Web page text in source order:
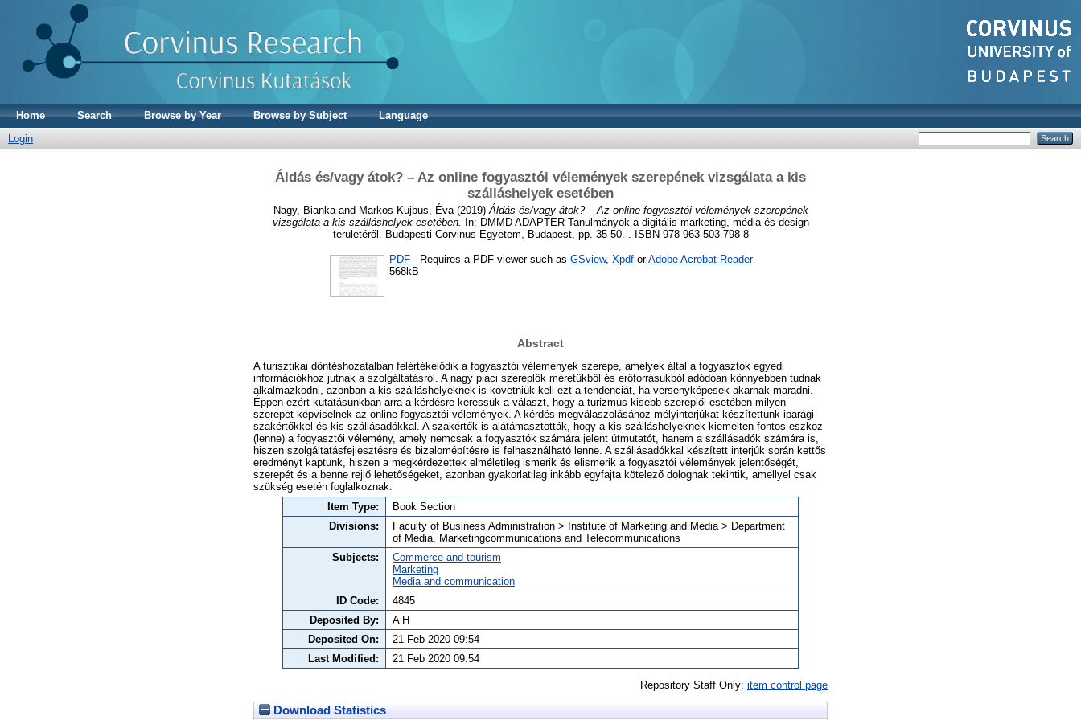
Home Search Browse by Year Browse by Subject
Language
Login
Áldás és/vagy átok? – Az online fogyasztói vélemények szerepének vizsgálata a kis
szálláshelyek esetében
Nagy, Biankaand Markos-Kujbus, Éva(2019) Áldás és/vagy átok? – Az online fogyasztói vélemények szerepének
vizsgálata a kis szálláshelyek esetében.
In: DMMD ADAPTER Tanulmányok a digitális marketing, média és design
területéről. Budapesti Corvinus Egyetem, Budapest, pp. 35-50. . ISBN 978-963-503-798-8
PDF - Requires a PDF viewer such as GSview, Xpdf orAdobe Acrobat Reader
568kB
Abstract
A turisztikai döntéshozatalban felértékelődik a fogyasztói vélemények szerepe, amelyek által a fogyasztók egyedi
információkhoz jutnak a szolgáltatásról. A nagy piaci szereplők méretükből és erőforrásukból adódóan könnyebben tudnak
alkalmazkodni, azonban a kis szálláshelyeknek is követniük kell ezt a tendenciát, ha versenyképesek akarnak maradni.
Éppen ezért kutatásunkban arra a kérdésre keressük a választ, hogy a turizmus kisebb szereplői esetében milyen
szerepet képviselnek az online fogyasztói vélemények. A kérdés megválaszolásához mélyinterjúkat készítettünk iparági
szakértőkkel és kis szállásadókkal. A szakértők is alátámasztották, hogy a kis szálláshelyeknek kiemelten fontos eszköz
(lenne) a fogyasztói vélemény, amely nemcsak a fogyasztók számára jelent útmutatót, hanem a szállásadók számára is,
hiszen szolgáltatásfejlesztésre és bizalomépítésre is felhasználható lenne. A szállásadókkal készített interjúk során kettős
eredményt kaptunk, hiszen a megkérdezettek elméletileg ismerik és elismerik a fogyasztói vélemények jelentőségét,
szerepét és a benne rejlő lehetőségeket, azonban gyakorlatilag inkább egyfajta kötelező dolognak tekintik, amellyel csak
szükség esetén foglalkoznak.
Item Type:
Book Section
Divisions:
Faculty of Business Administration > Institute of Marketing and Media > Department
of Media, Marketingcommunications and Telecommunications
Subjects:
Commerce and tourism
Marketing
Media and communication
ID Code:
4845
Deposited By:
A H
Deposited On:
21 Feb 2020 09:54
Last Modified:
21 Feb 2020 09:54
Repository Staff Only: item control page
Download Statistics